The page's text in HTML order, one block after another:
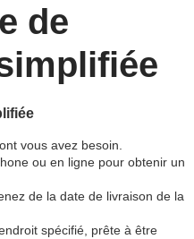
de
vous avez besoin.
ou en ligne pour obtenir un
de la date de livraison de la
spécifié, prête à être